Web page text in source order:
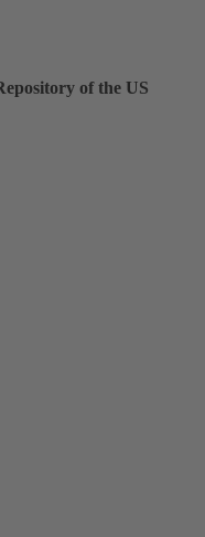
of the US